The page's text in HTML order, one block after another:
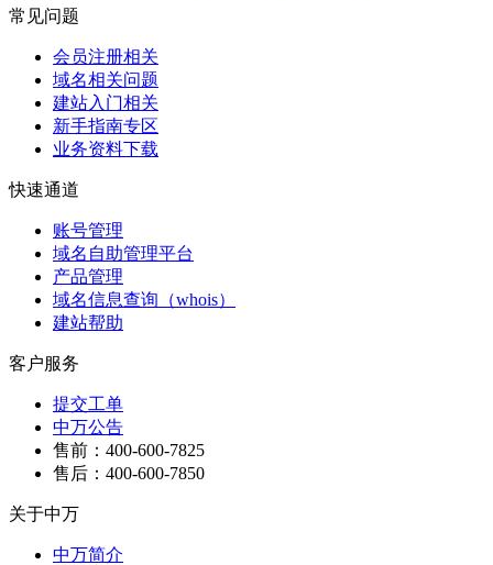
常见问题
会员注册相关
域名相关问题
建站入门相关
新手指南专区
业务资料下载
快速通道
账号管理
域名自助管理平台
产品管理
域名信息查询（whois）
建站帮助
客户服务
提交工单
中万公告
售前：400-600-7825
售后：400-600-7850
关于中万
中万简介